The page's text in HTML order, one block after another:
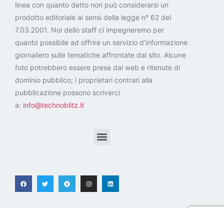
linea con quanto detto non può considerarsi un
prodotto editoriale ai sensi della legge n° 62 del
7.03.2001. Noi dello staff ci impegneremo per
quanto possibile ad offrire un servizio d’informazione
giornaliero sulle tematiche affrontate dal sito. Alcune
foto potrebbero essere prese dal web e ritenute di
dominio pubblico; i proprietari contrari alla
pubblicazione possono scriverci
a: info@technoblitz.it